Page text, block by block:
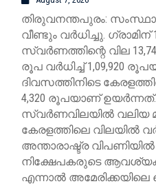
തിരുവനന്തപുരം:
വീണ്ടും വർധിച്ചു.
സ്വർണത്തിന്റെ വില
രൂപ വർധിച്ച് 1,09,920
ദിവസത്തിനിടെ
4,320 രൂപയാണ്
സ്വർണവിലയിൽ വലിയ
കേരളത്തിലെ
അന്താരാഷ്ട്ര
നിക്ഷേപകരുടെ
എന്നാൽ